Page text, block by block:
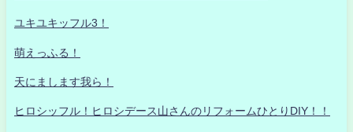
ユキユキッフル3！
萌えっふる！
天にまします我ら！
ヒロシッフル！ヒロシデース山さんのリフォームひとりDIY！！